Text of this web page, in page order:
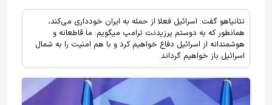
نتانیاهو گفت: اسرائیل فعلا از حمله به ایران خودداری می‌کند،
همانطور که به دوستم پرزیدنت ترامپ میگویم: ما قاطعانه و
هوشمندانه از اسرائیل دفاع خواهیم کرد و با هم امنیت را به شمال
اسرائیل باز خواهیم گرداند.